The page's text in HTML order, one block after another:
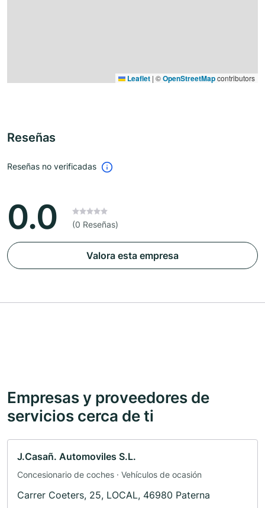
Leaflet | ©OpenStreetMapcontributors
Reseñas
Reseñas no verificadas
0.0 (0 Reseñas)
Valora esta empresa
Empresas y proveedores de
servicios cerca de ti
J.Casañ. Automoviles S.L.
Concesionario de coches · Vehículos de ocasión
Carrer Coeters, 25, LOCAL, 46980 Paterna